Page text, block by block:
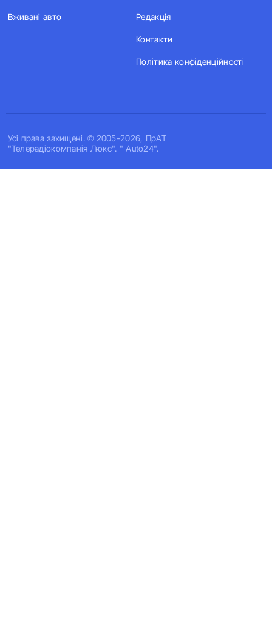
Усi права захищенi. © 2005-2026, ПрАТ
"Телерадіокомпанія Люкс". " Auto24".
Вживані авто Редакція
Контакти
Політика конфіденційності